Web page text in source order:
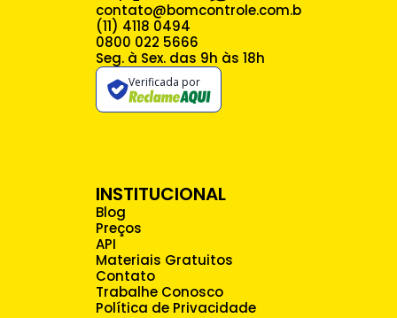
contato@bomcontrole.com.br
(11) 4118 0494
0800 022 5666
Seg. à Sex. das 9h às 18h
INSTITUCIONAL
Blog
Preços
API
Materiais Gratuitos
Contato
Trabalhe Conosco
Política de Privacidade